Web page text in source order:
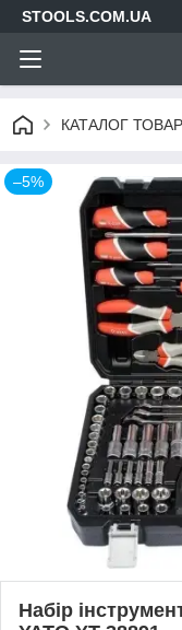
STOOLS.COM.UA
КАТАЛОГ
–5%
Набір